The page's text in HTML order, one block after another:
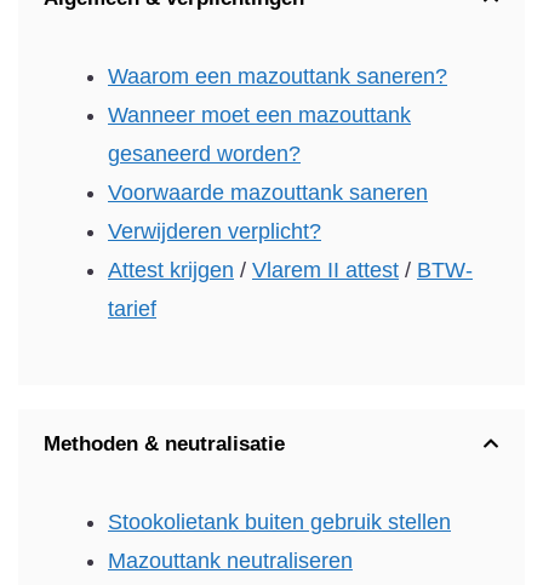
Waarom een mazouttank saneren?
Wanneer moet een mazouttank
gesaneerd worden?
Voorwaarde mazouttank saneren
Verwijderen verplicht?
Attest krijgen / Vlarem II attest / BTW-
tarief
Methoden & neutralisatie
Stookolietank buiten gebruik stellen
Mazouttank neutraliseren